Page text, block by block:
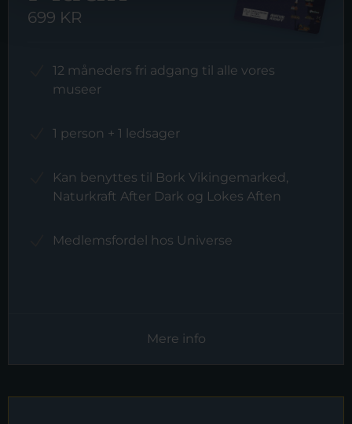
699 KR
12 måneders fri adgang til alle vores
museer
1 person + 1 ledsager
Kan benyttes til Bork Vikingemarked,
Naturkraft After Dark og Lokes Aften
Medlemsfordel hos Universe
Mere info